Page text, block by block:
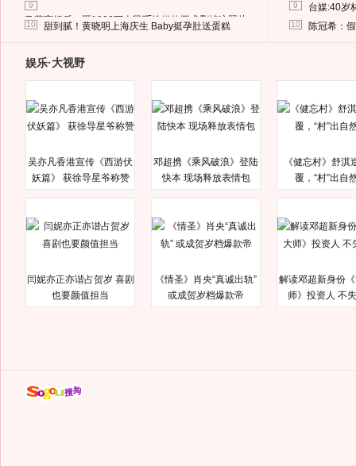
9
马蓉离婚后，砸1000万人民币给媒体要求删掉这照片
10 甜到腻！黄晓明上海庆生 Baby挺孕肚送蛋糕
9 台媒:40岁
10 陈冠希：
娱乐·大视野
吴亦凡香港宣传《西游伏
妖篇》 获徐导星爷称赞
邓超携《乘风破浪》登陆
快本 现场释放表情包
《健忘村》舒淇
覆，“村”出自
闫妮亦正亦谐占贺岁 喜剧
也要颜值担当
《情圣》肖央“真诚出轨”
或成贺岁档爆款帝
解读邓超新身份
师》投资人 不